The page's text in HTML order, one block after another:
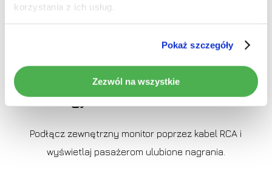
korzystania z ich usług.
Pokaż szczegóły
Zezwól na wszystkie
Wyjście obrazu RCA
Podłącz zewnętrzny monitor poprzez kabel RCA i
wyświetlaj pasażerom ulubione nagrania.